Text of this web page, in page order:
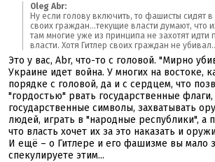
Oleg Abr:
Ну если голову включить, то фашисты сидят
своих граждан...текущие власти думают, что
там многие уже из принципа не захотят идти
власти. Хотя Гитлер своих граждан не
Это у вас, Abr, что-то с головой. "Мирно
Украине идет война. У многих на востоке,
порядке с головой, да и с сердцем, что
"гордостью" рвать государственные
государственные символы, захватывать
людей, играть в "народные республики", а
что власть хочет их за это наказать и
И ещё – о Гитлере и его фашизме вы мало
спекулируете этим...